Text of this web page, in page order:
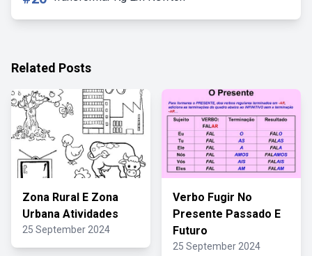
Related Posts
Zona Rural E Zona
Urbana Atividades
25 September 2024
Verbo Fugir No
Presente Passado E
Futuro
25 September 2024